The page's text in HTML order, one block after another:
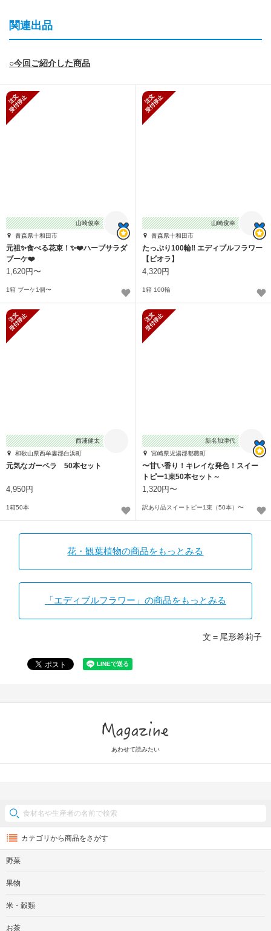
関連出品
○今回ご紹介した商品
山崎俊幸
青森県十和田市
元祖✨食べる花束！✨❤️ハーブサラダ
ブーケ❤️
1,620円〜
1箱 ブーケ1個〜
山崎俊幸
青森県十和田市
たっぷり100輪‼️ エディブルフラワー
【ビオラ】
4,320円
1箱 100輪
西浦健太
和歌山県西牟婁郡白浜町
元気なガーベラ 50本セット
4,950円
1箱50本
新名加津代
宮崎県児湯郡都農町
〜甘い香り！キレイな発色！スイー
トピー1束50本セット～
1,320円〜
訳あり品スイートピー1束（50本）〜
花・観葉植物の商品をもっとみる
「エディブルフラワー」の商品をもっとみる
文＝尾形希莉子
あわせて読みたい
カテゴリから商品をさがす
野菜
果物
米・穀類
お茶